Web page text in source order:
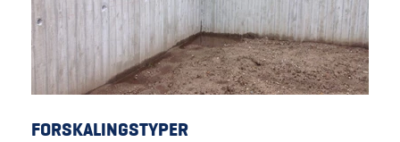
FORSKALINGSTYPER